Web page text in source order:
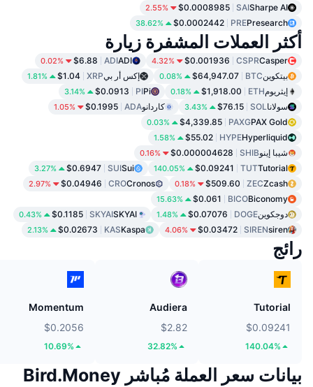
Sharpe AI
SAI
$0.0008985
2.55%
Presearch
PRE
$0.0002442
38.62%
أكثر العملات المشفرة زيارة
Casper
CSPR
$0.001936
4.32%
ADI
ADI
$6.88
0.02%
بيتكوينBTC
$64,947.07
0.08% إكس أر بيXRP
$1.04
1.81%
إيثريومETH
$1,918.00
0.18%
Pi
PI
$0.0913
3.14%
سولاناSOL
$76.15
3.43% كاردانوADA
$0.1995
1.05%
PAX Gold
PAXG
$4,339.85
0.03%
Hyperliquid
HYPE
$55.02
1.58%
شيبا إينوSHIB
$0.000004628
0.16%
Tutorial
TUT
$0.09241
140.05%
Sui
SUI
$0.6947
3.27%
Zcash
ZEC
$509.60
0.18%
Cronos
CRO
$0.04946
2.97%
Biconomy
BICO
$0.061
15.63%
دوجكوينDOGE
$0.07076
1.48%
SKYAI
SKYAI
$0.1185
0.43%
siren
SIREN
$0.03472
4.06%
Kaspa
KAS
$0.02673
2.13%
رائج
Tutorial
$0.09241
140.04%
Audiera
$2.82
32.82%
Momentum
$0.2056
10.69%
بيانات سعر العملة مُباشر Bird.Money